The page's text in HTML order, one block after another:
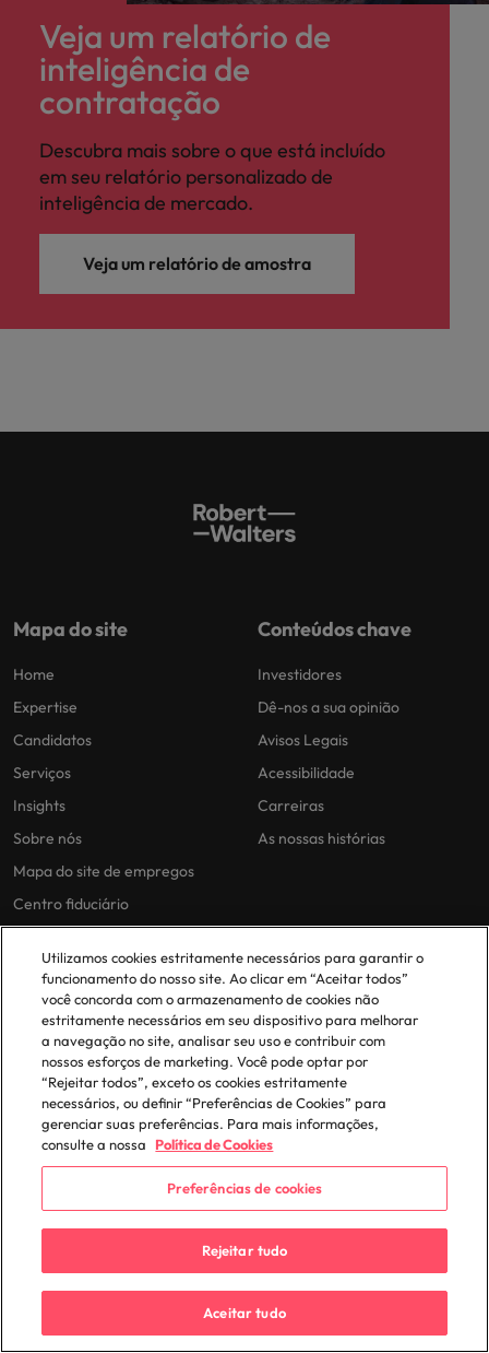
Veja um relatório de
inteligência de
contratação
Descubra mais sobre o que está incluído
em seu relatório personalizado de
inteligência de mercado.
Veja um relatório de amostra
Mapa do site
Home
Expertise
Candidatos
Serviços
Insights
Sobre nós
Mapa do site de empregos
Centro fiduciário
Conteúdos chave
Investidores
Dê-nos a sua opinião
Avisos Legais
Acessibilidade
Carreiras
As nossas histórias
Preferências de cookies
Os nossos escritórios
África
Alemanha
Austrália
Chile
Espanha
Irlanda
Itália
Japão
Malásia
Mainland China
México
Nova Zelândia
Oriente Médio
Portugal
Utilizamos cookies estritamente necessários para garantir o
funcionamento do nosso site. Ao clicar em “Aceitar todos”
você concorda com o armazenamento de cookies não
estritamente necessários em seu dispositivo para melhorar
a navegação no site, analisar seu uso e contribuir com
nossos esforços de marketing. Você pode optar por
“Rejeitar todos”, exceto os cookies estritamente
necessários, ou definir “Preferências de Cookies” para
gerenciar suas preferências. Para mais informações,
consulte a nossa
Política de Cookies
Preferências de cookies
Rejeitar tudo
Aceitar tudo